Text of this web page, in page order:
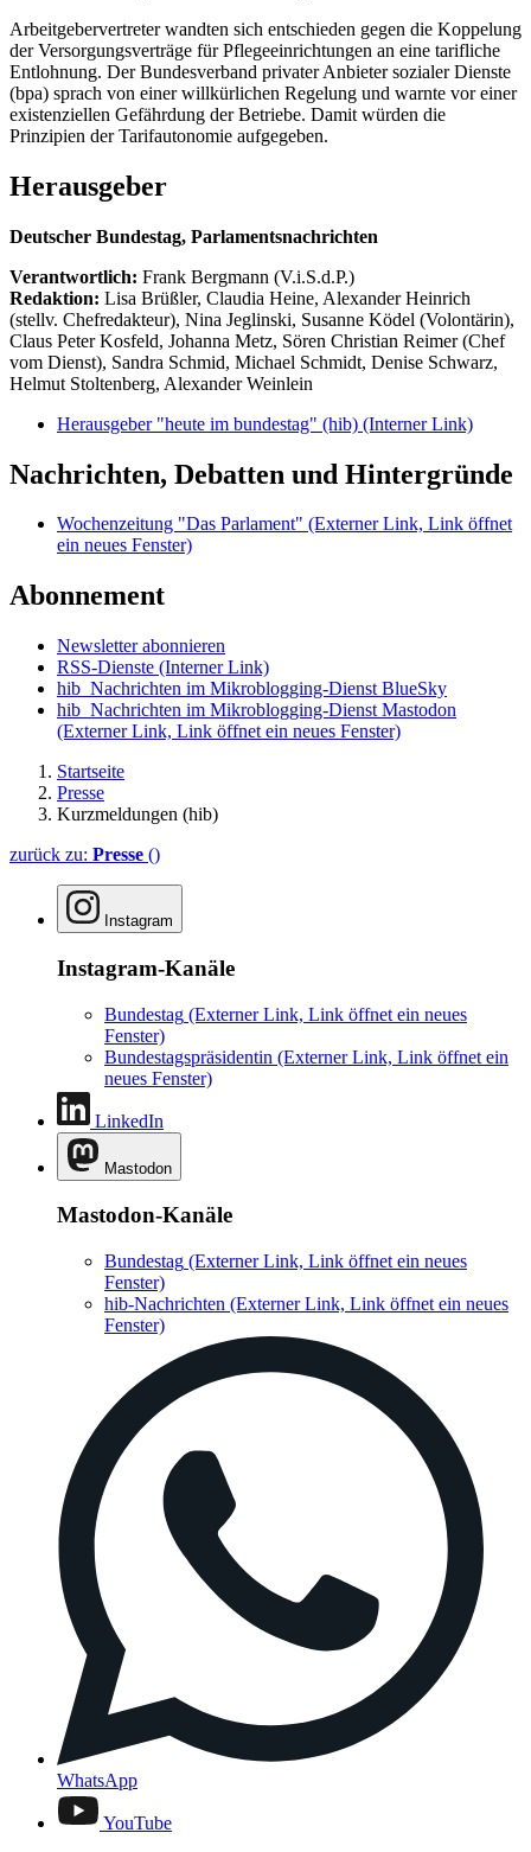
Arbeitgebervertreter wandten sich entschieden gegen die Koppelung
der Versorgungsverträge für Pflegeeinrichtungen an eine tarifliche
Entlohnung. Der Bundesverband privater Anbieter sozialer Dienste
(bpa) sprach von einer willkürlichen Regelung und warnte vor einer
existenziellen Gefährdung der Betriebe. Damit würden die
Prinzipien der Tarifautonomie aufgegeben.
Herausgeber
Deutscher Bundestag, Parlamentsnachrichten
Verantwortlich: Frank Bergmann (V.i.S.d.P.)
Redaktion: Lisa Brüßler, Claudia Heine, Alexander Heinrich
(stellv. Chefredakteur), Nina Jeglinski, Susanne Ködel (Volontärin),
Claus Peter Kosfeld, Johanna Metz, Sören Christian Reimer (Chef
vom Dienst), Sandra Schmid, Michael Schmidt, Denise Schwarz,
Helmut Stoltenberg, Alexander Weinlein
Herausgeber "heute im bundestag" (hib) (Interner Link)
Nachrichten, Debatten und Hintergründe
Wochenzeitung "Das Parlament" (Externer Link, Link öffnet
ein neues Fenster)
Abonnement
Newsletter abonnieren
RSS-Dienste (Interner Link)
hib_Nachrichten im Mikroblogging-Dienst BlueSky
hib_Nachrichten im Mikroblogging-Dienst Mastodon
(Externer Link, Link öffnet ein neues Fenster)
Startseite
Presse
Kurzmeldungen (hib)
zurück zu: Presse ()
Instagram
Instagram-Kanäle
Bundestag (Externer Link, Link öffnet ein neues
Fenster)
Bundestagspräsidentin (Externer Link, Link öffnet ein
neues Fenster)
LinkedIn
Mastodon
Mastodon-Kanäle
Bundestag (Externer Link, Link öffnet ein neues
Fenster)
hib-Nachrichten (Externer Link, Link öffnet ein neues
Fenster)
WhatsApp
YouTube